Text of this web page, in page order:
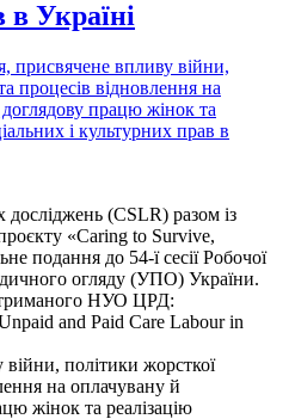
в Україні
досліджень (CSLR) разом із
«Caring to Survive,
подання до 54-ї сесії Робочої
огляду (УПО) України.
НУО ЦРД:
and Paid Care Labour in
політики жорсткої
на оплачувану й
жінок та реалізацію